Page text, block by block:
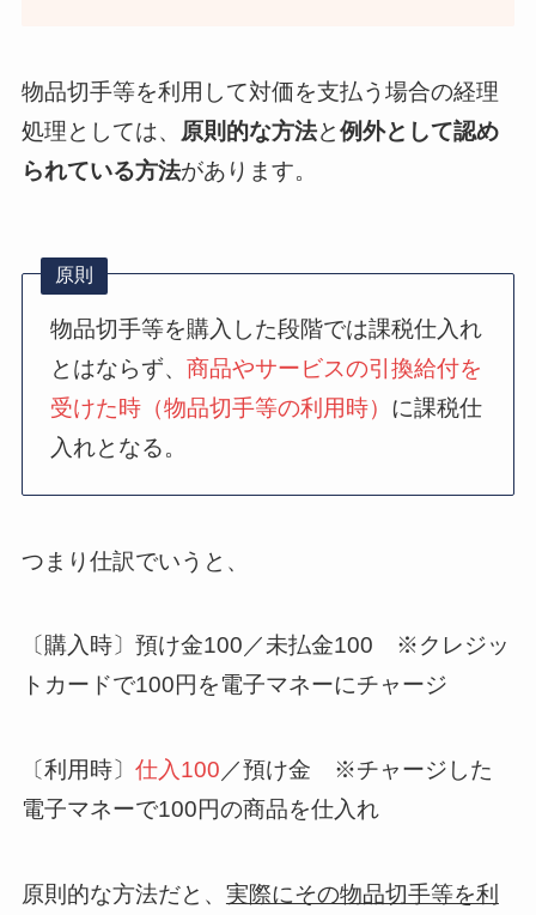
物品切手等を利用して対価を支払う場合の経理
処理としては、 原則的な方法と例外として認め
られている方法があります。
原則
物品切手等を購入した段階では課税仕入れ
とはならず、商品やサービスの引換給付を
受けた時（物品切手等の利用時） に課税仕
入れとなる。
つまり仕訳でいうと、
〔購入時〕預け金100／未払金100 ※クレジッ
トカードで100円を電子マネーにチャージ
〔利用時〕 仕入100 ／預け金 ※チャージした
電子マネーで100円の商品を仕入れ
原則的な方法だと、 実際にその物品切手等を利